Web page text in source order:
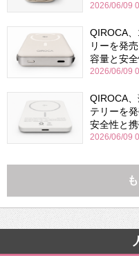
2026/06/09
QIROCA
リーを発
容量と安
2026/06/09
QIROCA
テリーを
安全性と
2026/06/09